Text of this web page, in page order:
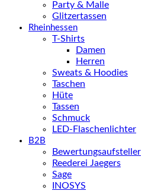
Party & Malle
Glitzertassen
Rheinhessen
T-Shirts
Damen
Herren
Sweats & Hoodies
Taschen
Hüte
Tassen
Schmuck
LED-Flaschenlichter
B2B
Bewertungsaufsteller
Reederei Jaegers
Sage
INOSYS